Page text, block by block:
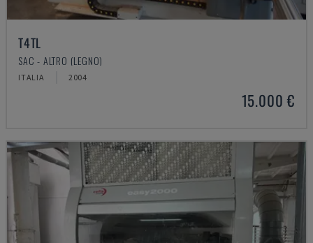
T4TL
SAC - ALTRO (LEGNO)
ITALIA 2004
15.000 €